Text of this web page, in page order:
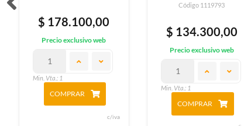
$ 178.100,00
Precio exclusivo web
Min. Vta.: 1
COMPRAR
c/iva
Código 1119793
$ 134.300,00
Precio exclusivo web
Min. Vta.: 1
COMPRAR